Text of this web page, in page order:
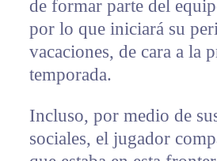
de formar parte del
por lo que iniciará su
vacaciones, de cara a la
temporada.
Incluso, por medio de
sociales, el jugador